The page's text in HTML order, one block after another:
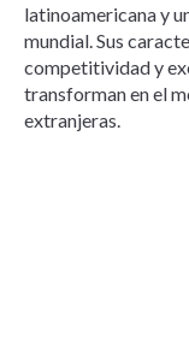
latinoamericana y
mundial. Sus
competitividad y
transforman en el
extranjeras.